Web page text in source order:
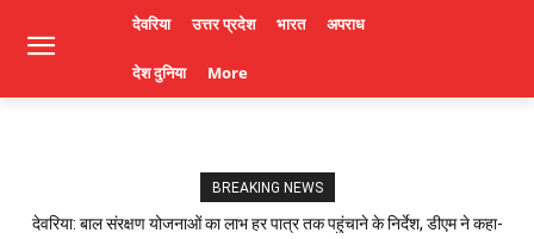
देवरिया उत्तर प्रदेश भारत अपराध
देश दुनिया More
BREAKING NEWS
देवरिया: बाल संरक्षण योजनाओं का लाभ हर पात्र तक पहुंचाने के निर्देश, डीएम ने कहा-